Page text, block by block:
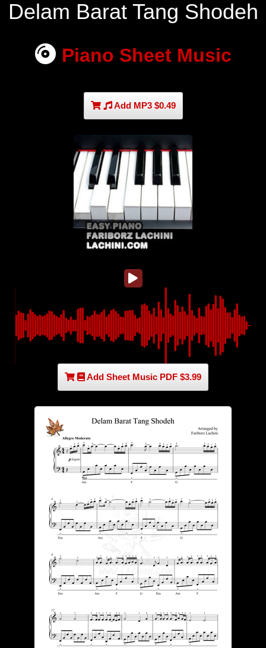
Delam Barat Tang Shodeh
Piano Sheet Music
Add MP3 $0.49
Add Sheet Music PDF $3.99